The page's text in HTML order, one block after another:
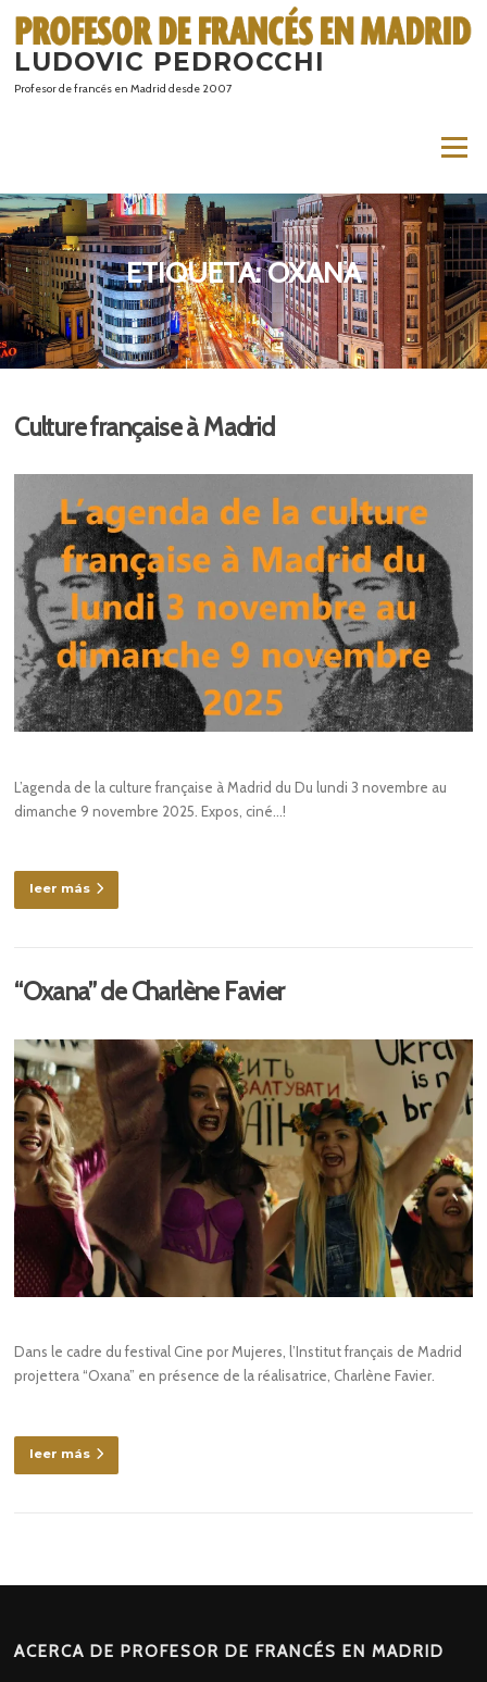
contenido
LUDOVIC PEDROCCHI
Profesor de francés en Madrid desde 2007
Menú
ETIQUETA:OXANA
Culture française à Madrid
L’agenda de la culture française à Madrid du Du lundi 3 novembre au
dimanche 9 novembre 2025. Expos, ciné…!
leer más
“Oxana” de Charlène Favier
Dans le cadre du festival Cine por Mujeres, l’Institut français de Madrid
projettera “Oxana” en présence de la réalisatrice, Charlène Favier.
leer más
ACERCA DE PROFESOR DE FRANCÉS EN MADRID